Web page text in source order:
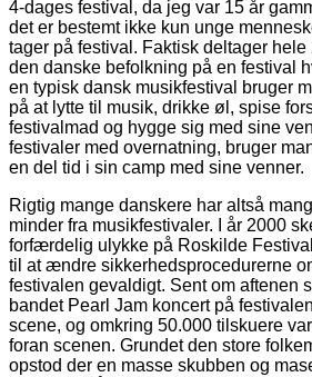
4-dages festival, da jeg var 15 år
det er bestemt ikke kun unge
tager på festival. Faktisk deltager hele
den danske befolkning på en festival
en typisk dansk musikfestival bruger
på at lytte til musik, drikke øl, spise
festivalmad og hygge sig med sine
festivaler med overnatning, bruger
en del tid i sin camp med sine venner.
Rigtig mange danskere har altså
minder fra musikfestivaler. I år 2000
forfærdelig ulykke på Roskilde
til at ændre sikkerhedsprocedurerne
festivalen gevaldigt. Sent om aftenen
bandet Pearl Jam koncert på
scene, og omkring 50.000 tilskuere
foran scenen. Grundet den store
opstod der en masse skubben og